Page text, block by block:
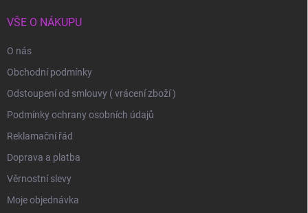
VŠE O NÁKUPU
O nás
Obchodní podmínky
Odstoupení od smlouvy ( vrácení zboží )
Podmínky ochrany osobních údajů
Reklamační řád
Doprava a platba
Věrnostní slevy
Moje objednávka